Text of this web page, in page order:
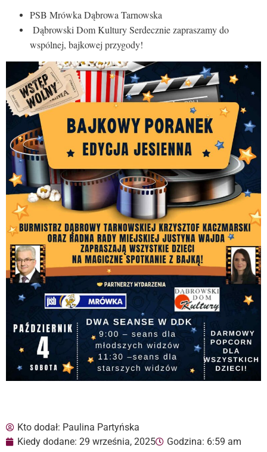
PSB Mrówka Dąbrowa Tarnowska
Dąbrowski Dom Kultury Serdecznie zapraszamy do
wspólnej, bajkowej przygody!
Kto dodał: Paulina Partyńska
Kiedy dodane: 29 września, 2025 Godzina: 6:59 am